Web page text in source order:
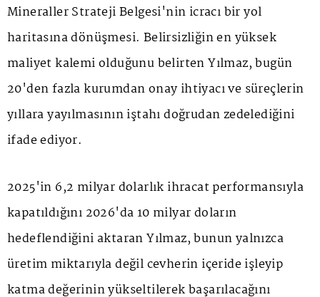
Mineraller Strateji Belgesi'nin icracı bir yol
haritasına dönüşmesi. Belirsizliğin en yüksek
maliyet kalemi olduğunu belirten Yılmaz, bugün
20'den fazla kurumdan onay ihtiyacı ve süreçlerin
yıllara yayılmasının iştahı doğrudan zedelediğini
ifade ediyor.
2025'in 6,2 milyar dolarlık ihracat performansıyla
kapatıldığını 2026'da 10 milyar doların
hedeflendiğini aktaran Yılmaz, bunun yalnızca
üretim miktarıyla değil cevherin içeride işleyip
katma değerinin yükseltilerek başarılacağını